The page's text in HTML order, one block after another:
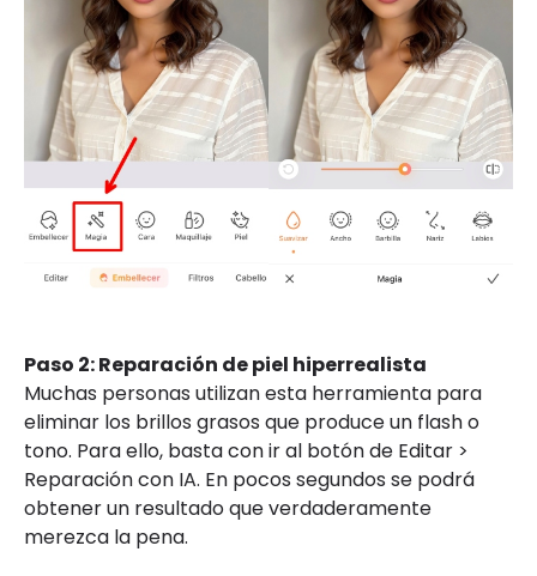
Paso 2: Reparación de piel hiperrealista
Muchas personas utilizan esta herramienta para
eliminar los brillos grasos que produce un flash o
tono. Para ello, basta con ir al botón de Editar >
Reparación con IA. En pocos segundos se podrá
obtener un resultado que verdaderamente
merezca la pena.